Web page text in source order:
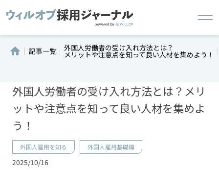
記事一覧 外国人労働者の受け入れ方法とは？
メリットや注意点を知って良い人材を集めよう！
外国人労働者の受け入れ方法とは？メリ
ットや注意点を知って良い人材を集めよ
う！
外国人雇用を知る 外国人雇用基礎編
2025/10/16